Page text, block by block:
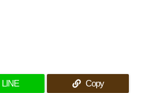
LINE Copy